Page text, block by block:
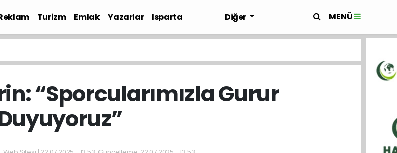
Turizm Emlak Yazarlar
Isparta
Diğer MENÜ
“Sporcularımızla Gurur